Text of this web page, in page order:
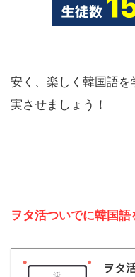
安く、楽しく韓国語
実させましょう！
ヲタ活ついでに韓国
ヲタ